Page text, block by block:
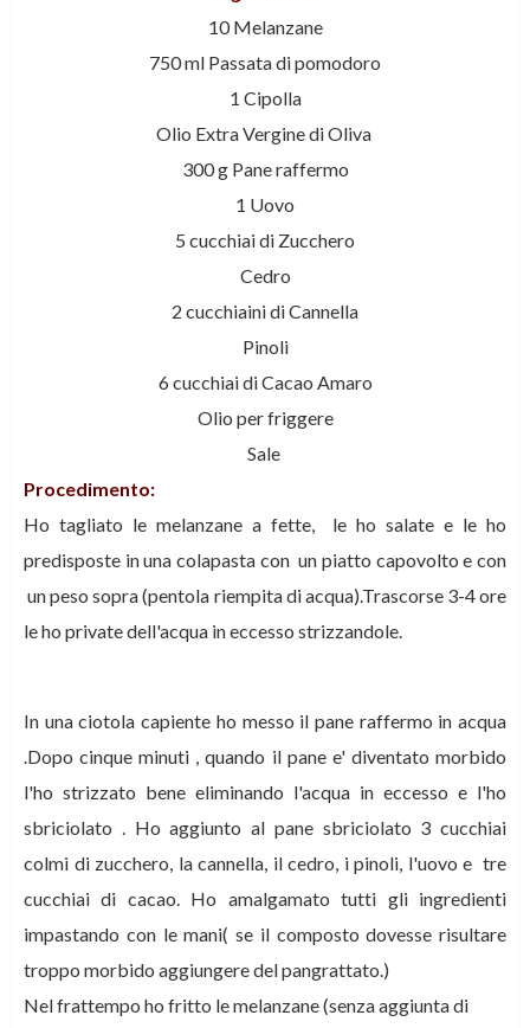
10 Melanzane
750 ml Passata di pomodoro
1 Cipolla
Olio Extra Vergine di Oliva
300 g Pane raffermo
1 Uovo
5 cucchiai di Zucchero
Cedro
2 cucchiaini di Cannella
Pinoli
6 cucchiai di Cacao Amaro
Olio per friggere
Sale
Procedimento:
Ho tagliato le melanzane a fette, le ho salate e le ho
predisposte in una colapasta con un piatto capovolto e con
un peso sopra (pentola riempita di acqua).Trascorse 3-4 ore
le ho private dell'acqua in eccesso strizzandole.
In una ciotola capiente ho messo il pane raffermo in acqua
.Dopo cinque minuti , quando il pane e' diventato morbido
l'ho strizzato bene eliminando l'acqua in eccesso e l'ho
sbriciolato . Ho aggiunto al pane sbriciolato 3 cucchiai
colmi di zucchero, la cannella, il cedro, i pinoli, l'uovo e tre
cucchiai di cacao. Ho amalgamato tutti gli ingredienti
impastando con le mani( se il composto dovesse risultare
troppo morbido aggiungere del pangrattato.)
Nel frattempo ho fritto le melanzane (senza aggiunta di